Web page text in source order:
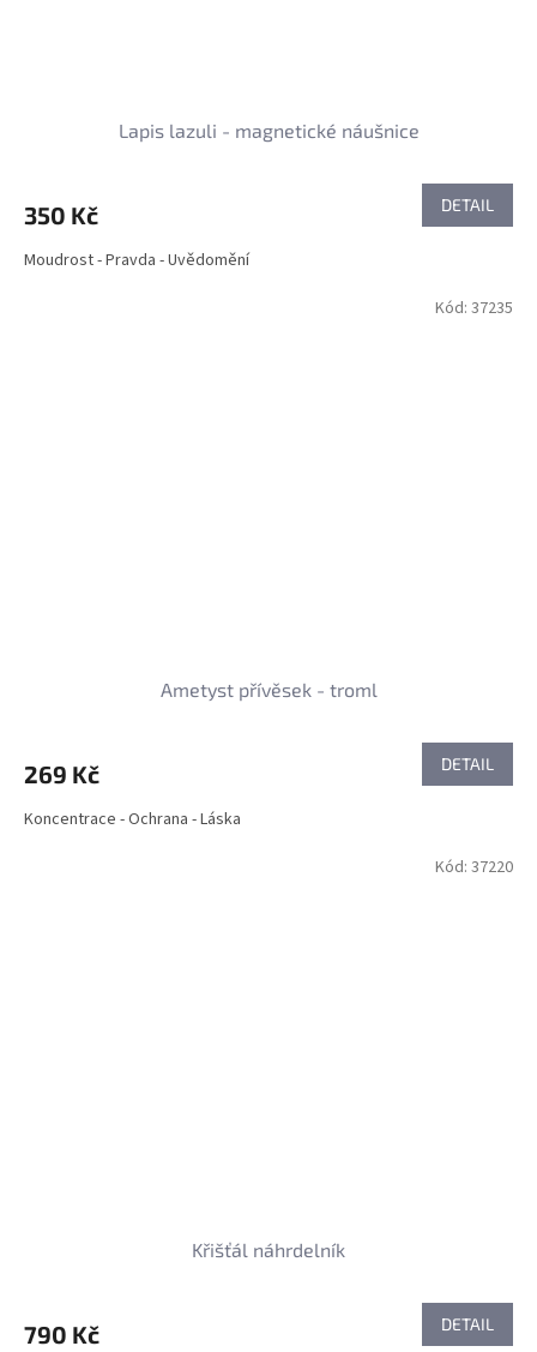
Lapis lazuli - magnetické náušnice
350 Kč DETAIL
Moudrost - Pravda - Uvědomění
Ametyst přívěsek - troml
269 Kč DETAIL
Koncentrace - Ochrana - Láska
Kód: 37235
Křišťál náhrdelník
790 Kč DETAIL
Kód: 37220